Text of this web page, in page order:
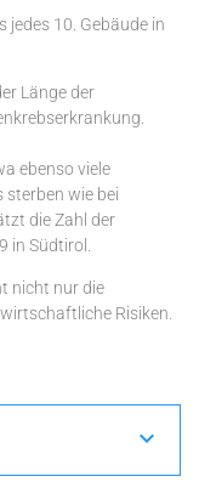
jedes 10. Gebäude in
Länge der
ebenso viele
sterben wie bei
die Zahl der
in Südtirol.
nicht nur die
Risiken.